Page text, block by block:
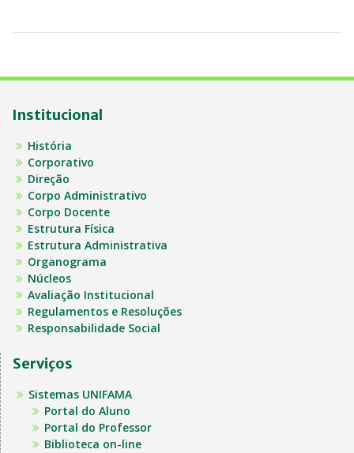
Institucional
História
Corporativo
Direção
Corpo Administrativo
Corpo Docente
Estrutura Física
Estrutura Administrativa
Organograma
Núcleos
Avaliação Institucional
Regulamentos e Resoluções
Responsabilidade Social
Serviços
Sistemas UNIFAMA
Portal do Aluno
Portal do Professor
Biblioteca on-line